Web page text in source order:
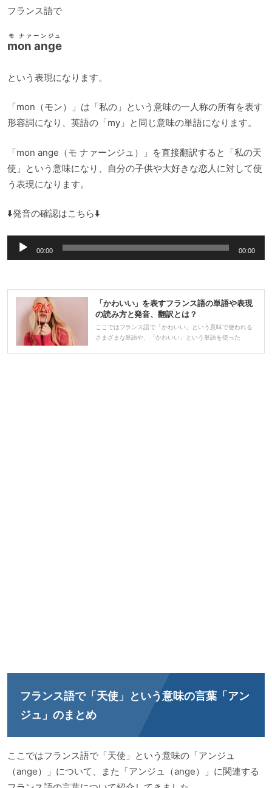
フランス語で
mon ange
モ ナァーンジュ
という表現になります。
「mon（モン）」は「私の」という意味の一人称の所有を表す
形容詞になり、英語の「my」と同じ意味の単語になります。
「mon ange（モ ナァーンジュ）」を直接翻訳すると「私の天
使」という意味になり、自分の子供や大好きな恋人に対して使
う表現になります。
⬇️発音の確認はこちら⬇️
声
レ
ー
00:00 00:00
「かわいい」を表すフランス語の単語や表現
の読み方と発音、翻訳とは？
ここではフランス語で「かわいい」という意味で使われる
さまざまな単語や、「かわいい」という単語を使った
フランス語で「天使」という意味の言葉「アン
ジュ」のまとめ
ここではフランス語で「天使」という意味の「アンジュ
（ange）」について、また「アンジュ（ange）」に関連する